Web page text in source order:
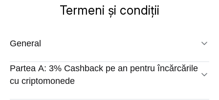
Termeni și condiții
General
Partea A: 3% Cashback pe an pentru încărcările
cu criptomonede